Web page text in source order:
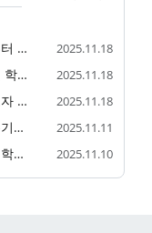
초등 영어 공부 시작 가이드 - 파닉스부터 그림책 활용까지 2025.11.18
어린이 코딩 교육 시작 가이드 - 연령별 학습 프로그램과 준비 방법 2025.11.18
초등 수학 자신감 키우기 가이드 - 수포자 예방과 놀이 수학 2025.11.18
방과후 활동 선택 가이드 - 초등학생 특기교육 선택 기준과 인기 프로그램 2025.11.11
학교 선생님과 소통하는 법 - 효과적인 학부모 상담 가이드 2025.11.10